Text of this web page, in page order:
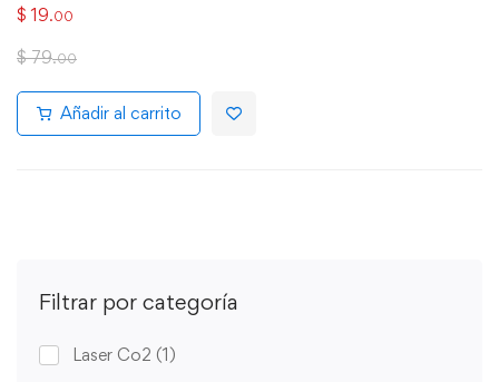
Filtrar por categoría
Laser Co2 (1)
$ 19.00
$79.00
Añadir al carrito